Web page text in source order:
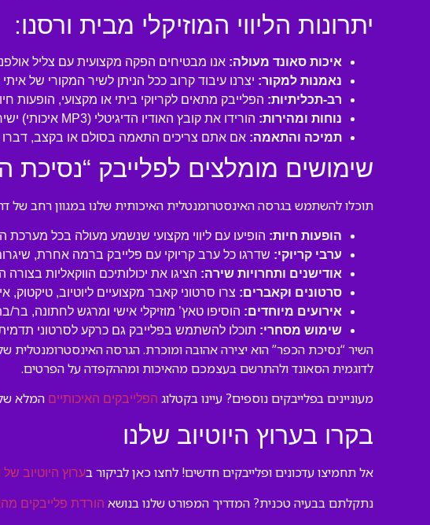
יתרונות הליווי המוזיקלי מבית ורסנו:
איכות סאונד מעולה: אנו מבטיחים הפקה מקצועית עם צליל
נאמנות למקור: יצרנו עיבוד קרוב ככל הניתן לשיר המקורי של
רב-תכליתיות: הפלייבק מתאים לקריוקי ביתי או מקצועי, הופעות
נוחות ומהירות: הורידו את קובץ האודיו הדיגיטלי (MP3 איכותי) ישירות למחשב או לנייד שלכם והתחילו לשיר תוך דקות!
תמיכה והתאמה: אם אתם צריכים התאמה בסולם או בקצב, דברו
שימושים מומלצים לפלייבק “נסיכת
תוכלו להשתמש בגרסה האינסטרומנטלית האיכותית שלנו במגוון רחב של
הופעות חיות: הופיעו עם ליווי מקצועי שנשמע מעולה בכל מערכת
ערבי קריוקי: שדרגו כל ערב קריוקי עם פלייבק ברמה אחרת,
אודישנים ותחרויות שירה: הציגו את יכולותיכם הווקאליות
סרטונים וקאברים: צרו סרטוני קאבר מקצועיים ליוטיוב,
אירועים מיוחדים: הוסיפו טאץ’ מוזיקלי אישי ומרגש לחתונה, בר/
שימוש מסחרי: תוכלו להשתמש בפלייבק גם כרקע לסרטוני
השיר “נסיכת הכפר” הוא יצירה אהובה ומוכרת. הגרסה
לדוגמית הסאונד ולהתרשם בעצמכם מהאיכות ומההקפדה על הפרטים.
מעוניינים בפלייבקים נוספים? עיינו בקטלוג הפלייבקים האיכותיים המלא
בקרו בערוץ היוטיוב שלנו
אל תחמיצו עדכונים ופלייבקים חדשים! לחצו כאן לביקור בערוץ היוטיוב של
נתקלתם בבעיה טכנית? המדריך המפורט שלנו בנושא הורדת פלייבקים